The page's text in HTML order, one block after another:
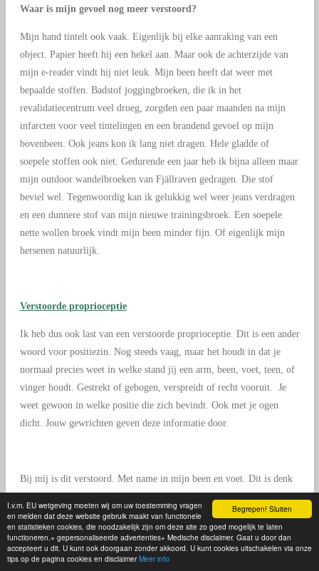
Begrepen! Sluiten
I.v.m. EU wetgeving moeten wij om uw toestemming vragen
en melden dat deze website gebruik maakt van functionele
en statistieken cookies, die noodzakelijk zijn om deze site zo goed mogelijk te laten
functioneren.+ gepersonaliseerde advertenties+ Medische disclaimer. Gaat u door dan
accepteert u dit. U kunt ook doorgaan zonder akkoord. U kunt cookies uitschakelen via onze
tips op de pagina cookies en disclaimerMeer info
Waar is mijn gevoel nog meer verstoord?
Mijn hand tintelt ook vaak. Eigenlijk bij elke aanraking van een
object. Papier heeft hij een hekel aan. Maar ook de achterzijde van
mijn e-reader vindt hij niet leuk. Mijn been heeft dat weer met
bepaalde stoffen. Badstof joggingbroeken, die ik in het
revalidatiecentrum veel droeg, zorgden een paar maanden na mijn
infarcten voor veel tintelingen en een brandend gevoel op mijn
bovenbeen. Ook jeans kon ik lang niet dragen. Hele gladde of
soepele stoffen ook niet. Gedurende een jaar heb ik bijna alleen maar
mijn outdoor wandelbroeken van Fjällraven gedragen. Die stof
beviel wel. Tegenwoordig kan ik gelukkig wel weer jeans verdragen
en een dunnere stof van mijn nieuwe trainingsbroek. Een soepele
nette wollen broek vindt mijn been minder fijn. Of eigenlijk mijn
hersenen natuurlijk.
Verstoorde proprioceptie
Ik heb dus ook last van een verstoorde proprioceptie. Dit is een ander
woord voor positiezin. Nog steeds vaag, maar het houdt in dat je
normaal precies weet in welke stand jij een arm, been, voet, teen, of
vinger houdt. Gestrekt of gebogen, verspreidt of recht vooruit. Je
weet gewoon in welke positie die zich bevindt. Ook met je ogen
dicht. Jouw gewrichten geven deze informatie door.
Bij mij is dit verstoord. Met name in mijn been en voet. Dit is denk
mis ik het gevoel in mijn gewrichten. Ik heb bij het staan
bijvoorbeeld niet door dat ik mijn linkerbeen een stuk naar de zijkant
heb geplaatst. In het ziekenhuis heb ik zo wel eens met mijn been